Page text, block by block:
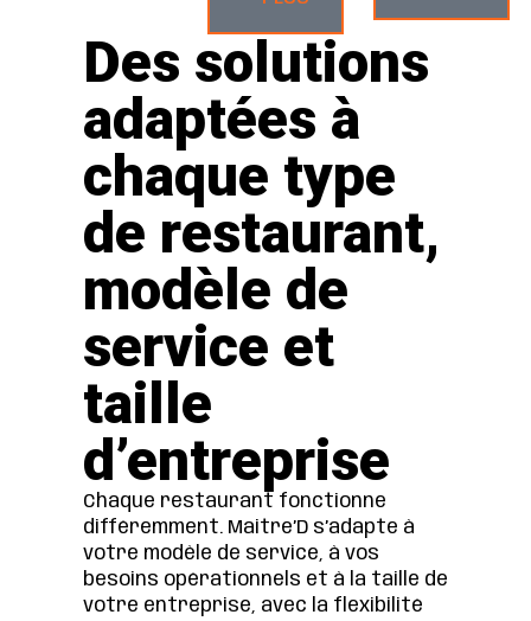
Des solutions
adaptées à
chaque type
de restaurant,
modèle de
service et
taille
d’entreprise
Chaque restaurant fonctionne
différemment. Maitre’D s’adapte à
votre modèle de service, à vos
besoins opérationnels et à la taille de
votre entreprise, avec la flexibilité